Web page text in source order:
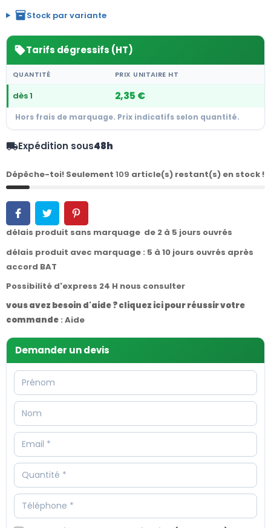
inventory_2Stock par variante
sellTarifs dégressifs (HT)
QUANTITÉ PRIX UNITAIRE HT
dès 1 2,35 €
Hors frais de marquage. Prix indicatifs selon quantité.
local_shippingExpédition sous48h
Dépêche-toi! Seulement 109 article(s) restant(s) en stock !
délais produit sans marquage de 2 à 5 jours ouvrés
délais produit avec marquage : 5 à 10 jours ouvrés après
accord BAT
Possibilité d'express 24 H nous consulter
vous avez besoin d'aide ? cliquez ici pour réussir votre
commande : Aide
Demander un devis